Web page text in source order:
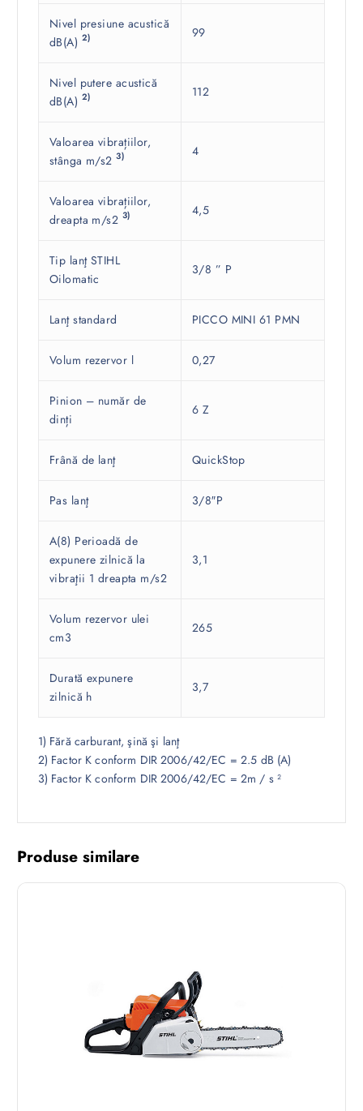
Nivel presiune acustică
dB(A) 2) 99
Nivel putere acustică
dB(A) 2) 112
Valoarea vibrațiilor,
stânga m/s23) 4
Valoarea vibrațiilor,
dreapta m/s2 3) 4,5
Tip lanţ STIHL
Oilomatic
3/8 ” P
Lanţ standard PICCO MINI 61 PMN
Volum rezervor l 0,27
Pinion – număr de
dinți
6 Z
Frână de lanţ QuickStop
Pas lanţ 3/8″P
A(8) Perioadă de
expunere zilnică la
vibraţii 1 dreapta m/s2
3,1
Volum rezervor ulei
cm3
265
Durată expunere
zilnică h
3,7
1) Fără carburant, şină şi lanţ
2) Factor K conform DIR 2006/42/EC = 2.5 dB (A)
3) Factor K conform DIR 2006/42/EC = 2m / s ²
Produse similare